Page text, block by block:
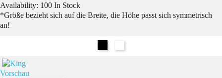
Availability: 100 In Stock
*Größe bezieht sich auf die Breite, die Höhe passt sich symmetrisch
an!
Vorschau